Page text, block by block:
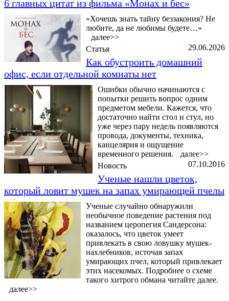
6 главных цитат из фильма «Монах и бес»
«Хочешь знать тайну беззакония? Не
любите, да не любимы будете…»
далее>>
29.06.2026
Статья
Как обустроить домашний
офис, если отдельной комнаты нет
Ошибки обычно начинаются с
попытки решить вопрос одним
предметом мебели. Кажется, что
достаточно найти стол и стул, но
уже через пару недель появляются
провода, документы, техника,
канцелярия и ощущение
временного решения.
далее>>
07.10.2016
Новость
Ученые нашли цветок,
который ловит мушек на запах умирающей пчелы
Ученые случайно обнаружили
необычное поведение растения под
названием церопегия Сандерсона:
оказалось, что цветок умеет
привлекать в свою ловушку мушек-
нахлебников, источая запах
умирающих пчел, который привлекает
этих насекомых. Подробнее о схеме
такого хитрого обмана читайте далее.
далее>>